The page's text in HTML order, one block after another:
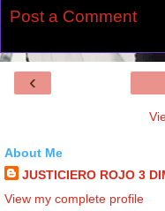
Post a Comment
‹
About Me
JUSTICIERO ROJO 3
View my complete profile